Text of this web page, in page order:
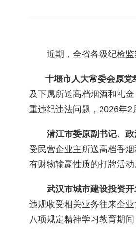
近期，全省各级纪检
十堰市人大常委会原
及下属所送高档烟酒和礼
重违纪违法问题，2026年
潜江市委原副书记、
受民营企业主所送高档香
有财物输赢性质的打牌活
武汉市城市建设投资
违规收受相关业务往来企
八项规定精神学习教育期